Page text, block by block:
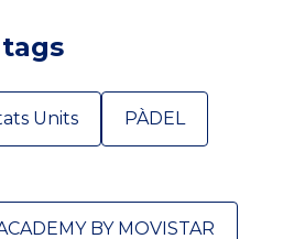
Units PÀDEL
BY MOVISTAR